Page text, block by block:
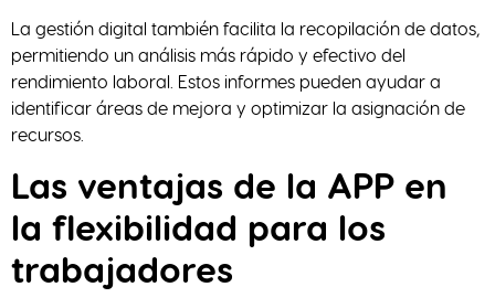
La gestión digital también facilita la recopilación de datos,
permitiendo un análisis más rápido y efectivo del
rendimiento laboral. Estos informes pueden ayudar a
identificar áreas de mejora y optimizar la asignación de
recursos.
Las ventajas de la APP en
la flexibilidad para los
trabajadores